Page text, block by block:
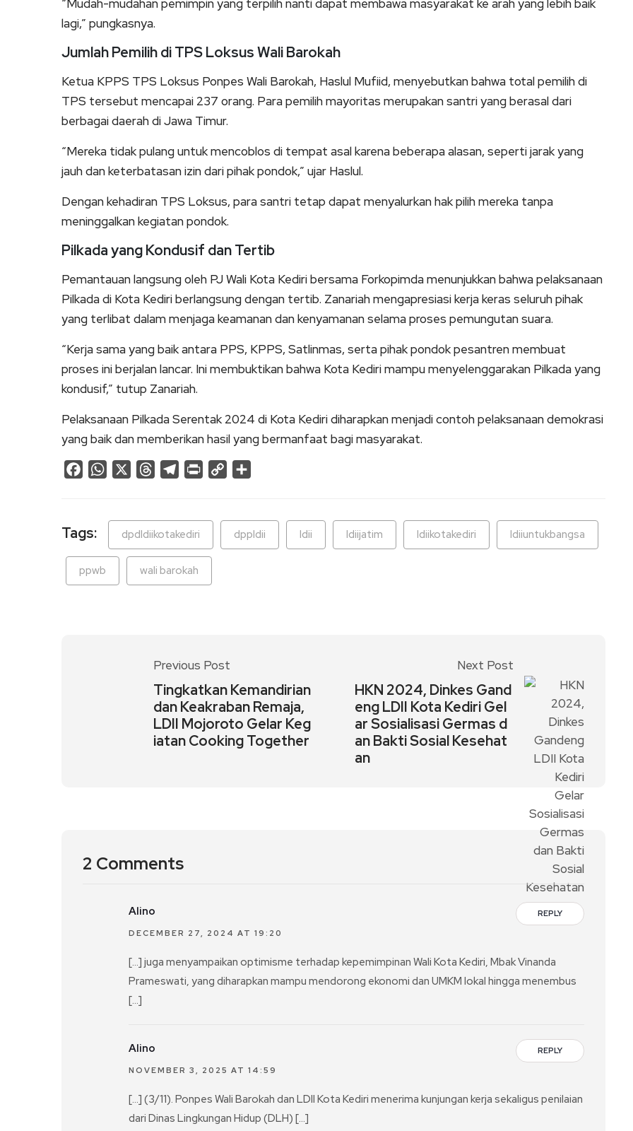
“Mudah-mudahan pemimpin yang terpilih nanti dapat membawa masyarakat ke arah yang lebih baik
lagi,” pungkasnya.
Jumlah Pemilih di TPS Loksus Wali Barokah
Ketua KPPS TPS Loksus Ponpes Wali Barokah, Haslul Mufiid, menyebutkan bahwa total pemilih di
TPS tersebut mencapai 237 orang. Para pemilih mayoritas merupakan santri yang berasal dari
berbagai daerah di Jawa Timur.
“Mereka tidak pulang untuk mencoblos di tempat asal karena beberapa alasan, seperti jarak yang
jauh dan keterbatasan izin dari pihak pondok,” ujar Haslul.
Dengan kehadiran TPS Loksus, para santri tetap dapat menyalurkan hak pilih mereka tanpa
meninggalkan kegiatan pondok.
Pilkada yang Kondusif dan Tertib
Pemantauan langsung oleh PJ Wali Kota Kediri bersama Forkopimda menunjukkan bahwa pelaksanaan
Pilkada di Kota Kediri berlangsung dengan tertib. Zanariah mengapresiasi kerja keras seluruh pihak
yang terlibat dalam menjaga keamanan dan kenyamanan selama proses pemungutan suara.
“Kerja sama yang baik antara PPS, KPPS, Satlinmas, serta pihak pondok pesantren membuat
proses ini berjalan lancar. Ini membuktikan bahwa Kota Kediri mampu menyelenggarakan Pilkada yang
kondusif,” tutup Zanariah.
Pelaksanaan Pilkada Serentak 2024 di Kota Kediri diharapkan menjadi contoh pelaksanaan demokrasi
yang baik dan memberikan hasil yang bermanfaat bagi masyarakat.
FacebookWhatsApp ThreadsTelegram
Print
Copy
Tags: dpdldiikotakediri dppldii ldii ldiijatim ldiikotakediri ldiiuntukbangsa
ppwb wali barokah
Previous Post
Tingkatkan Kemandirian
dan Keakraban Remaja,
LDII Mojoroto Gelar Keg
iatan Cooking Together
Next Post
HKN 2024, Dinkes Gand
eng LDII Kota Kediri Gel
ar Sosialisasi Germas d
an Bakti Sosial Kesehat
an
2 Comments
REPLY
Alino
DECEMBER 27, 2024 AT 19:20
[…] juga menyampaikan optimisme terhadap kepemimpinan Wali Kota Kediri, Mbak Vinanda
Prameswati, yang diharapkan mampu mendorong ekonomi dan UMKM lokal hingga menembus
[…]
REPLY
Alino
NOVEMBER 3, 2025 AT 14:59
[…] (3/11). Ponpes Wali Barokah dan LDII Kota Kediri menerima kunjungan kerja sekaligus penilaian
dari Dinas Lingkungan Hidup (DLH) […]